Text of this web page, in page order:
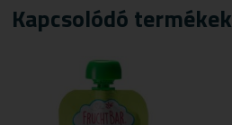
Kapcsolódó termékek